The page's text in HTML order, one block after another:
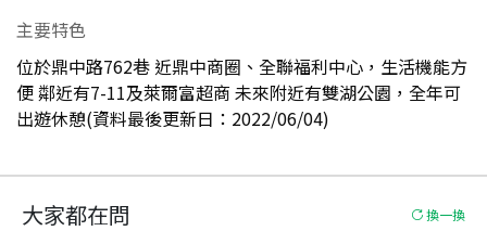
主要特色
位於鼎中路762巷 近鼎中商圈、全聯福利中心，生活機能方
便 鄰近有7-11及萊爾富超商 未來附近有雙湖公園，全年可
出遊休憩(資料最後更新日：2022/06/04)
大家都在問 換一換